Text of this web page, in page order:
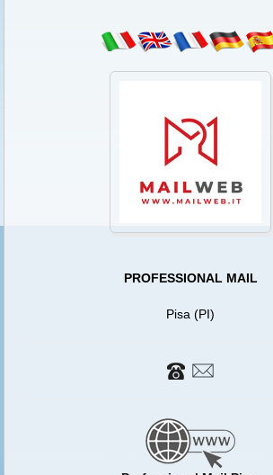
PROFESSIONAL MAIL
Pisa (PI)